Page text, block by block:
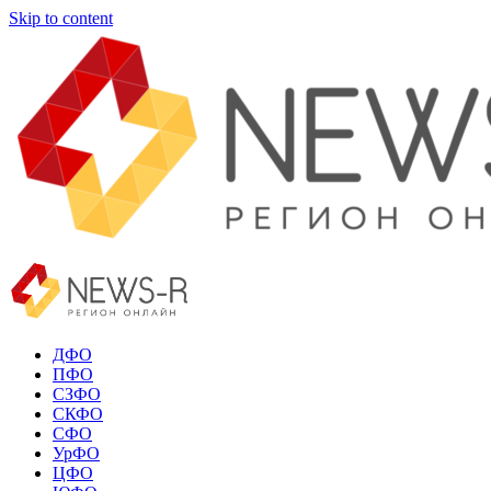
Skip to content
ДФО
ПФО
СЗФО
СКФО
СФО
УрФО
ЦФО